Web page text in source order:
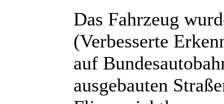
Das Fahrzeug
(Verbesserte
auf
ausgebauten